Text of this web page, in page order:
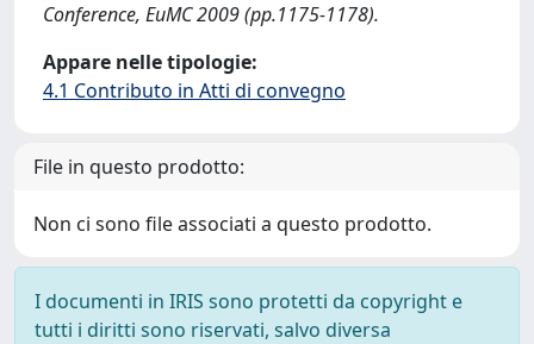
Conference, EuMC 2009 (pp.1175-1178).
Appare nelle tipologie:
4.1 Contributo in Atti di convegno
File in questo prodotto:
Non ci sono file associati a questo prodotto.
I documenti in IRIS sono protetti da copyright e
tutti i diritti sono riservati, salvo diversa